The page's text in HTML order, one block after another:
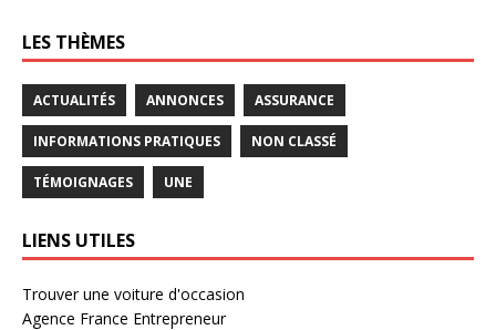
LES THÈMES
ACTUALITÉS ANNONCES ASSURANCE
INFORMATIONS PRATIQUES NON CLASSÉ
TÉMOIGNAGES UNE
LIENS UTILES
Trouver une voiture d'occasion
Agence France Entrepreneur